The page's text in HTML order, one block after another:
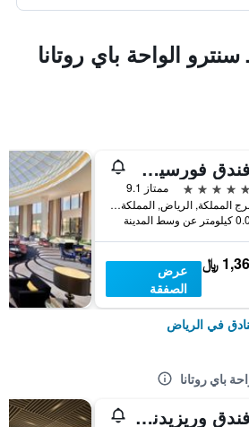
الواحة باي روتانا
فندق فورسيزونز الرياض
5 نجوم
ممتاز 9.1
برج المملكة, الرياض, المملكة العربية السعودية
0.0 كيلومتر عن وسط المدينة
﷼
عرض
الصفقة
في الرياض
باي روتانا
فندق وريزيدنس موفنبيك الرياض